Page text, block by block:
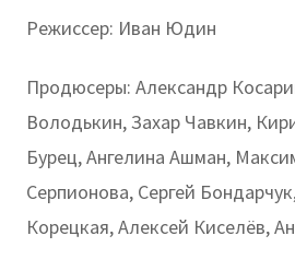
Режиссер: Иван Юдин
Продюсеры: Александр
Володькин, Захар Чавкин,
Бурец, Ангелина Ашман,
Серпионова, Сергей
Корецкая, Алексей Киселёв,